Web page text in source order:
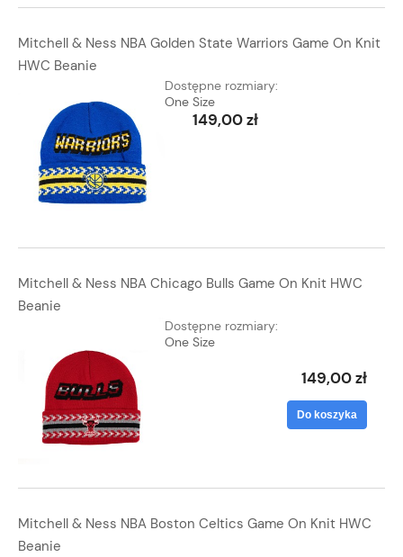
Mitchell & Ness NBA Golden State Warriors Game On Knit
HWC Beanie
Dostępne rozmiary:
One Size
149,00 zł
Mitchell & Ness NBA Chicago Bulls Game On Knit HWC
Beanie
Dostępne rozmiary:
One Size
149,00 zł
Do koszyka
Mitchell & Ness NBA Boston Celtics Game On Knit HWC
Beanie